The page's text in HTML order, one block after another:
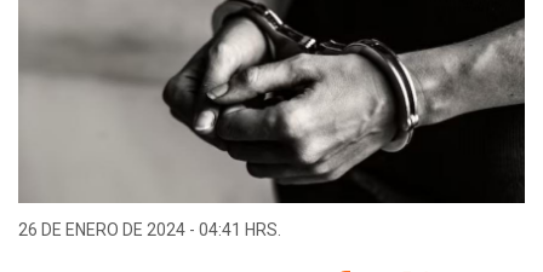
26 DE ENERO DE 2024 - 04:41 HRS.